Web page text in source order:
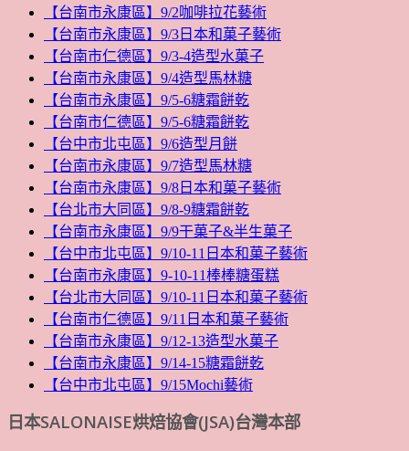
【台南市永康區】9/2咖啡拉花藝術
【台南市永康區】9/3日本和菓子藝術
【台南市仁德區】9/3-4造型水菓子
【台南市永康區】9/4造型馬林糖
【台南市永康區】9/5-6糖霜餅乾
【台南市仁德區】9/5-6糖霜餅乾
【台中市北屯區】9/6造型月餅
【台南市永康區】9/7造型馬林糖
【台南市永康區】9/8日本和菓子藝術
【台北市大同區】9/8-9糖霜餅乾
【台南市永康區】9/9干菓子&半生菓子
【台中市北屯區】9/10-11日本和菓子藝術
【台南市永康區】9-10-11棒棒糖蛋糕
【台北市大同區】9/10-11日本和菓子藝術
【台南市仁德區】9/11日本和菓子藝術
【台南市永康區】9/12-13造型水菓子
【台南市永康區】9/14-15糖霜餅乾
【台中市北屯區】9/15Mochi藝術
日本SALONAISE烘焙協會(JSA)台灣本部